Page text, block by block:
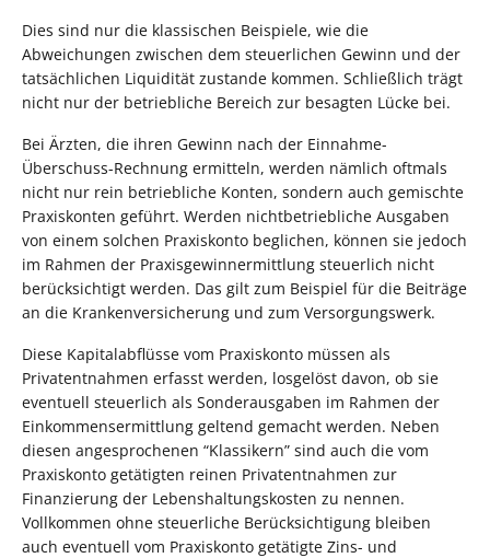
Dies sind nur die klassischen Beispiele, wie die
Abweichungen zwischen dem steuerlichen Gewinn und der
tatsächlichen Liquidität zustande kommen. Schließlich trägt
nicht nur der betriebliche Bereich zur besagten Lücke bei.
Bei Ärzten, die ihren Gewinn nach der Einnahme-
Überschuss-Rechnung ermitteln, werden nämlich oftmals
nicht nur rein betriebliche Konten, sondern auch gemischte
Praxiskonten geführt. Werden nichtbetriebliche Ausgaben
von einem solchen Praxiskonto beglichen, können sie jedoch
im Rahmen der Praxisgewinnermittlung steuerlich nicht
berücksichtigt werden. Das gilt zum Beispiel für die Beiträge
an die Krankenversicherung und zum Versorgungswerk.
Diese Kapitalabflüsse vom Praxiskonto müssen als
Privatentnahmen erfasst werden, losgelöst davon, ob sie
eventuell steuerlich als Sonderausgaben im Rahmen der
Einkommensermittlung geltend gemacht werden. Neben
diesen angesprochenen “Klassikern” sind auch die vom
Praxiskonto getätigten reinen Privatentnahmen zur
Finanzierung der Lebenshaltungskosten zu nennen.
Vollkommen ohne steuerliche Berücksichtigung bleiben
auch eventuell vom Praxiskonto getätigte Zins- und